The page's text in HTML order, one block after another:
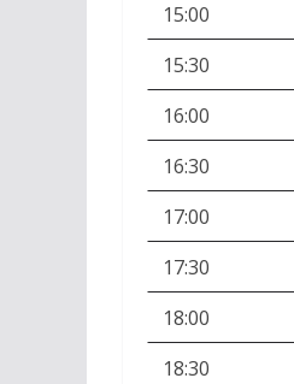
15:00
15:30
16:00
16:30
17:00
17:30
18:00
18:30